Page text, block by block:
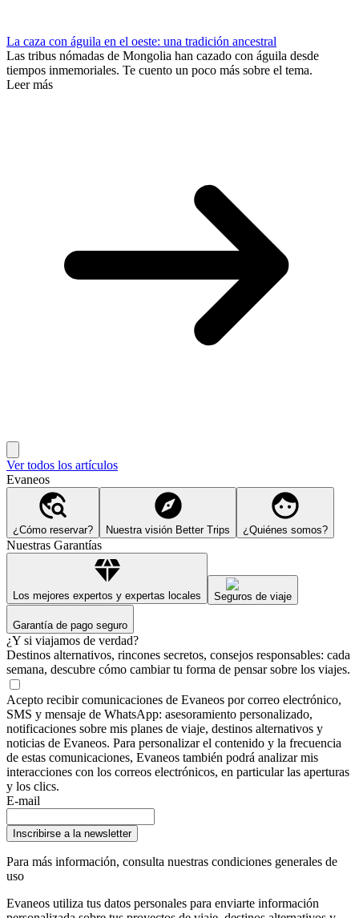
La caza con águila en el oeste: una tradición ancestral
Las tribus nómadas de Mongolia han cazado con águila desde
tiempos inmemoriales. Te cuento un poco más sobre el tema.
Leer más
Ver todos los artículos
Evaneos
¿Cómo reservar? Nuestra visión Better Trips ¿Quiénes somos?
Nuestras Garantías
Los mejores expertos y expertas locales Seguros de viaje
Garantía de pago seguro
¿Y si viajamos de verdad?
Destinos alternativos, rincones secretos, consejos responsables: cada
semana, descubre cómo cambiar tu forma de pensar sobre los viajes.
Acepto recibir comunicaciones de Evaneos por correo electrónico,
SMS y mensaje de WhatsApp: asesoramiento personalizado,
notificaciones sobre mis planes de viaje, destinos alternativos y
noticias de Evaneos. Para personalizar el contenido y la frecuencia
de estas comunicaciones, Evaneos también podrá analizar mis
interacciones con los correos electrónicos, en particular las aperturas
y los clics.
E-mail
Inscribirse a la newsletter
Para más información, consulta nuestras condiciones generales de
uso
Evaneos utiliza tus datos personales para enviarte información